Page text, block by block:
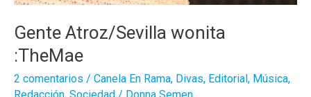
Gente Atroz/Sevilla wonita
:TheMae
2 comentarios / Canela En Rama, Divas, Editorial , Música,